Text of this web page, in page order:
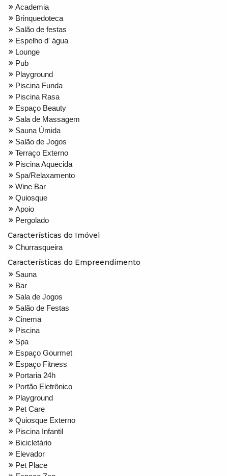
Academia
Brinquedoteca
Salão de festas
Espelho d' água
Lounge
Pub
Playground
Piscina Funda
Piscina Rasa
Espaço Beauty
Sala de Massagem
Sauna Úmida
Salão de Jogos
Terraço Externo
Piscina Aquecida
Spa/Relaxamento
Wine Bar
Quiosque
Apoio
Pergolado
Características do Imóvel
Churrasqueira
Características do Empreendimento
Sauna
Bar
Sala de Jogos
Salão de Festas
Cinema
Piscina
Spa
Espaço Gourmet
Espaço Fitness
Portaria 24h
Portão Eletrônico
Playground
Pet Care
Quiosque Externo
Piscina Infantil
Bicicletário
Elevador
Pet Place